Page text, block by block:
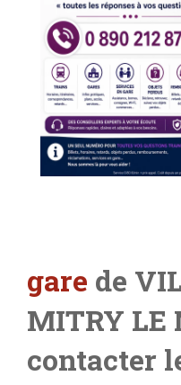
gare de
MITRY LE
contacter